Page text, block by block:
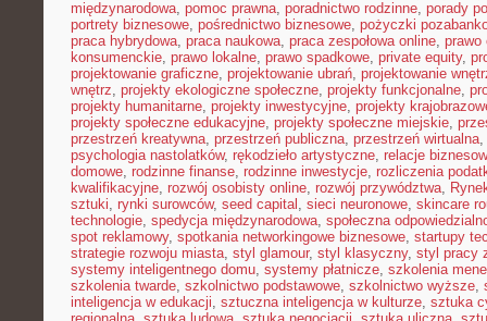
międzynarodowa, pomoc prawna, poradnictwo rodzinne, porady
portrety biznesowe, pośrednictwo biznesowe, pożyczki
praca hybrydowa, praca naukowa, praca zespołowa online, prawo
konsumenckie, prawo lokalne, prawo spadkowe, private equity,
projektowanie graficzne, projektowanie ubrań, projektowanie
wnętrz, projekty ekologiczne społeczne, projekty funkcjonalne,
projekty humanitarne, projekty inwestycyjne, projekty
projekty społeczne edukacyjne, projekty społeczne miejskie,
przestrzeń kreatywna, przestrzeń publiczna, przestrzeń wirtualna,
psychologia nastolatków, rękodzieło artystyczne, relacje
domowe, rodzinne finanse, rodzinne inwestycje, rozliczenia
kwalifikacyjne, rozwój osobisty online, rozwój przywództwa,
sztuki, rynki surowców, seed capital , sieci neuronowe, skincare
technologie, spedycja międzynarodowa, społeczna
spot reklamowy, spotkania networkingowe biznesowe, startupy
strategie rozwoju miasta, styl glamour, styl klasyczny, styl pracy
systemy inteligentnego domu, systemy płatnicze, szkolenia
szkolenia twarde, szkolnictwo podstawowe, szkolnictwo wyższe,
inteligencja w edukacji, sztuczna inteligencja w kulturze, sztuka